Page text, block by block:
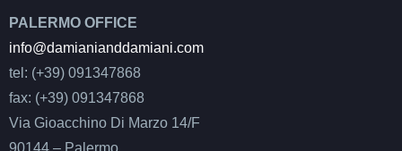
PALERMO OFFICE
info@damianianddamiani.com
tel: (+39) 091347868
fax: (+39) 091347868
Via Gioacchino Di Marzo 14/F
90144 – Palermo